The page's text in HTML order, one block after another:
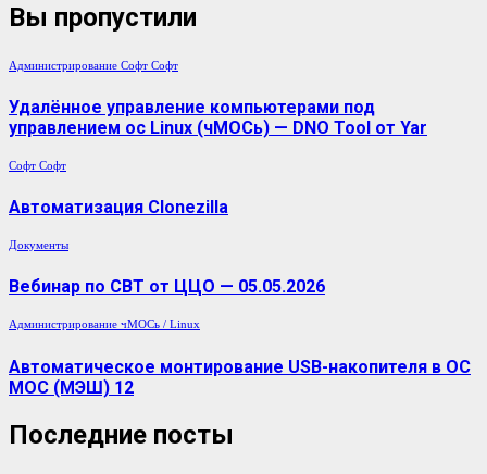
Вы пропустили
Администрирование Софт Софт
Удалённое управление компьютерами под
управлением ос Linux (чМОСь) — DNO Tool от Yar
Софт Софт
Автоматизация Clonezilla
Документы
Вебинар по СВТ от ЦЦО — 05.05.2026
Администрирование чМОСь / Linux
Автоматическое монтирование USB-накопителя в ОС
МОС (МЭШ) 12
Последние посты